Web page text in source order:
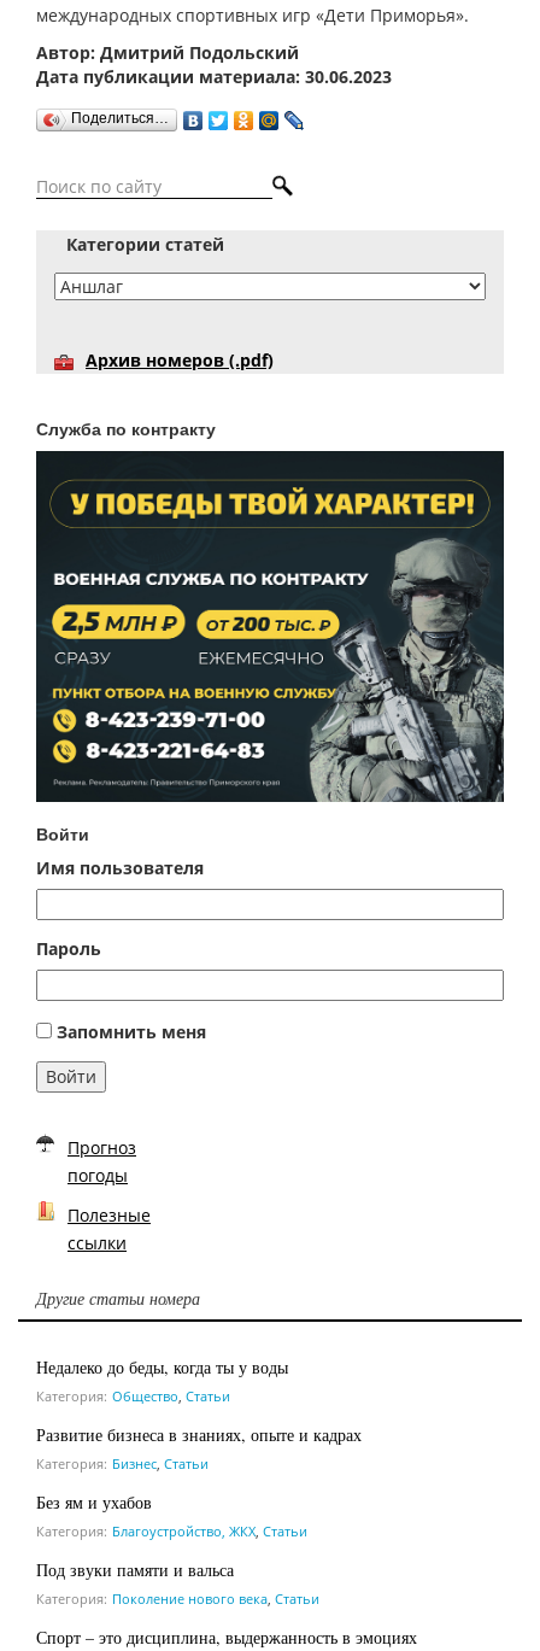
международных спортивных игр «Дети Приморья».
Автор: Дмитрий Подольский
Дата публикации материала: 30.06.2023
Поделиться…
Категории статей
Архив номеров (.pdf)
Служба по контракту
Войти
Имя пользователя
Пароль
Запомнить меня
Войти
Прогноз
погоды
Полезные
ссылки
Другие статьи номера
Недалеко до беды, когда ты у воды
Категория: Общество, Статьи
Развитие бизнеса в знаниях, опыте и кадрах
Категория: Бизнес, Статьи
Без ям и ухабов
Категория: Благоустройство, ЖКХ, Статьи
Под звуки памяти и вальса
Категория: Поколение нового века, Статьи
Спорт – это дисциплина, выдержанность в эмоциях